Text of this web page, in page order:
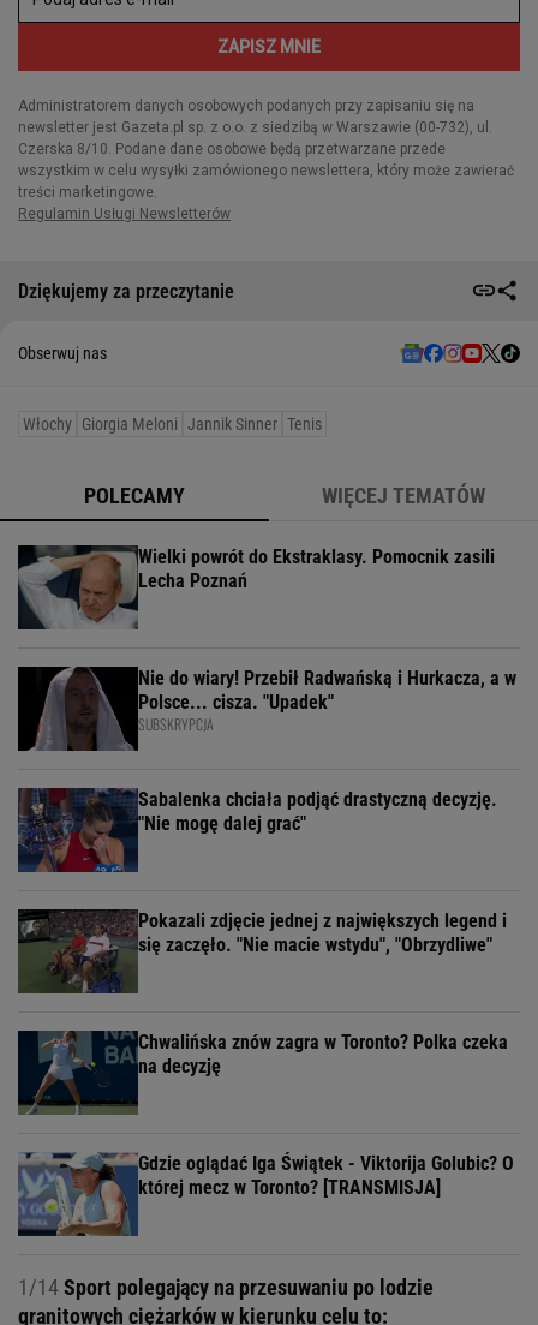
Dziękujemy za przeczytanie
Obserwuj nas
Włochy Giorgia Meloni Jannik Sinner Tenis
POLECAMY WIĘCEJ TEMATÓW
Wielki powrót do Ekstraklasy. Pomocnik zasili
Lecha Poznań
Nie do wiary! Przebił Radwańską i Hurkacza, a w
Polsce... cisza. "Upadek"
SUBSKRYPCJA
Sabalenka chciała podjąć drastyczną decyzję.
"Nie mogę dalej grać"
Pokazali zdjęcie jednej z największych legend i
się zaczęło. "Nie macie wstydu", "Obrzydliwe"
Chwalińska znów zagra w Toronto? Polka czeka
na decyzję
Gdzie oglądać Iga Świątek - Viktorija Golubic? O
której mecz w Toronto? [TRANSMISJA]
1/14Sport polegający na przesuwaniu po lodzie
granitowych ciężarków w kierunku celu to: